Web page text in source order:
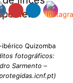
ibérico Quizomba
fotográficos:
Sarmento –